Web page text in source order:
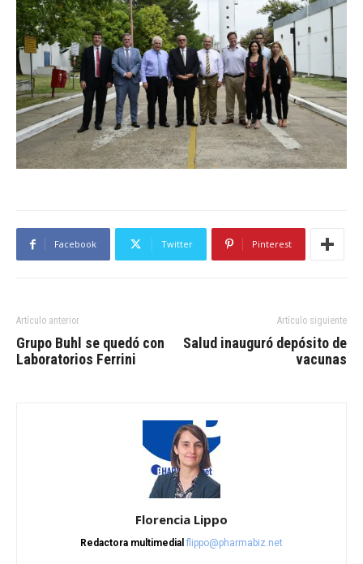
Facebook Twitter Pinterest
Artículo anterior
Grupo Buhl se quedó con
Laboratorios Ferrini
Artículo siguiente
Salud inauguró depósito de
vacunas
Florencia Lippo
Redactora multimedial flippo@pharmabiz.net